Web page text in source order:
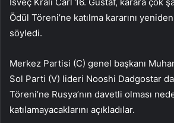
Ödül Töreni’ne katılma kararını
söyledi.
Merkez Partisi (C) genel başkanı
Sol Parti (V) lideri Nooshi Dadgostar
Töreni’ne Rusya’nın davetli olması
katılamayacaklarını açıkladılar.